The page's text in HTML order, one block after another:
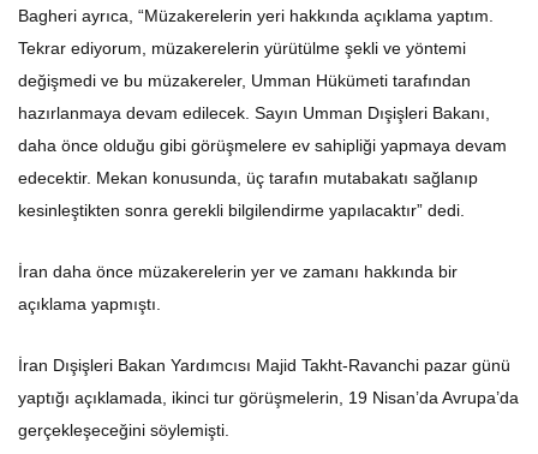
Bagheri ayrıca, “Müzakerelerin yeri hakkında açıklama yaptım.
Tekrar ediyorum, müzakerelerin yürütülme şekli ve yöntemi
değişmedi ve bu müzakereler, Umman Hükümeti tarafından
hazırlanmaya devam edilecek. Sayın Umman Dışişleri Bakanı,
daha önce olduğu gibi görüşmelere ev sahipliği yapmaya devam
edecektir. Mekan konusunda, üç tarafın mutabakatı sağlanıp
kesinleştikten sonra gerekli bilgilendirme yapılacaktır” dedi.
İran daha önce müzakerelerin yer ve zamanı hakkında bir
açıklama yapmıştı.
İran Dışişleri Bakan Yardımcısı Majid Takht-Ravanchi pazar günü
yaptığı açıklamada, ikinci tur görüşmelerin, 19 Nisan’da Avrupa’da
gerçekleşeceğini söylemişti.